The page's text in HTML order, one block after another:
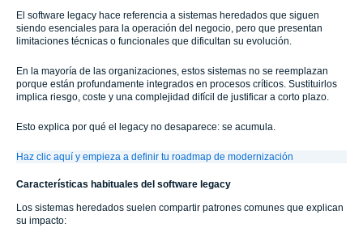
El software legacy hace referencia a sistemas heredados que siguen
siendo esenciales para la operación del negocio, pero que presentan
limitaciones técnicas o funcionales que dificultan su evolución.
En la mayoría de las organizaciones, estos sistemas no se reemplazan
porque están profundamente integrados en procesos críticos. Sustituirlos
implica riesgo, coste y una complejidad difícil de justificar a corto plazo.
Esto explica por qué el legacy no desaparece: se acumula.
Haz clic aquí y empieza a definir tu roadmap de modernización
Características habituales del software legacy
Los sistemas heredados suelen compartir patrones comunes que explican
su impacto: